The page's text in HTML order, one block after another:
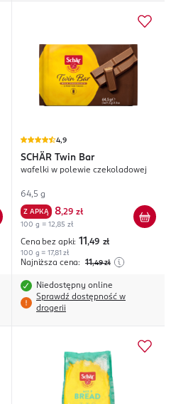
4,9
SCHÄR Twin Bar
wafelki w polewie czekoladowej
64,5 g
Z APKĄ 8,29 zł
100 g = 12,85 zł
Cena bez apki: 11 ,49 zł
100 g = 17,81 zł
Najniższa cena: 11,49 zł
Niedostępny online
Sprawdź dostępność w
drogerii